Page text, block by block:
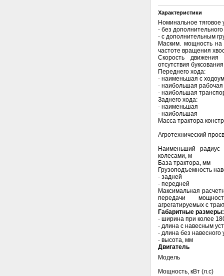
Характеристики
Номинальное
- без дополнительного
- с дополнительным
Маским. мощность
частоте вращения
Скорость
отсутствия
Переднего хода:
- наименьшая с
- наибольшая рабочая
- наибольшая
Заднего хода:
- наименьшая
- наибольшая
Масса трактора
Агротехнический
Наименьший
колесами, м
База трактора, мм
Грузоподъемность
- задней
- передней
Максимальная
передачи
агрегатируемых с
Габаритные размеры:
- ширина при колее
- длина с навесным
- длина без навесного
- высота, мм
Двигатель
Модель
Мощность, кВт (л.с)